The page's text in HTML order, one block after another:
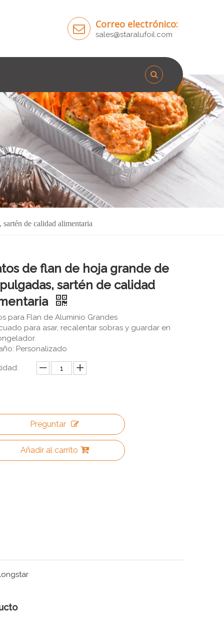
Correo electrónico:
sales@staralufoil.com
de calidad alimentaria
de flan de hoja grande de
sartén de calidad
para Flan de Aluminio Grandes
para asar, recalentar sobras y guardar en
Personalizado
Preguntar
Añadir al carrito